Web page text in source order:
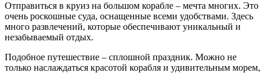
Отправиться в круиз на большом корабле – мечта многих. Это
очень роскошные суда, оснащенные всеми удобствами. Здесь
много развлечений, которые обеспечивают уникальный и
незабываемый отдых.
Подобное путешествие – сплошной праздник. Можно не
только наслаждаться красотой корабля и удивительным морем,